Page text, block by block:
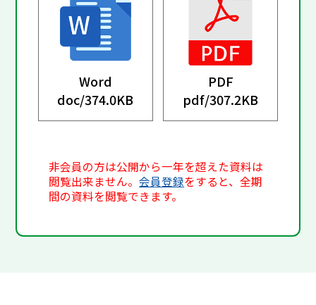
Word
doc/374.0KB
PDF
pdf/307.2KB
非会員の方は公開から一年を超えた資料は
閲覧出来ません。会員登録をすると、全期
間の資料を閲覧できます。